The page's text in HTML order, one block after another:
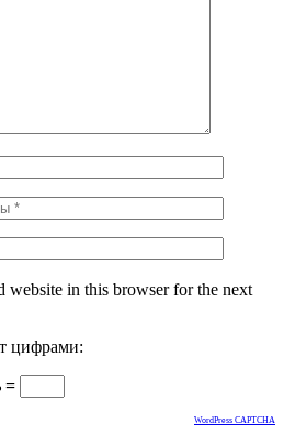
website in this browser for the next
цифрами:
=
WordPress CAPTCHA